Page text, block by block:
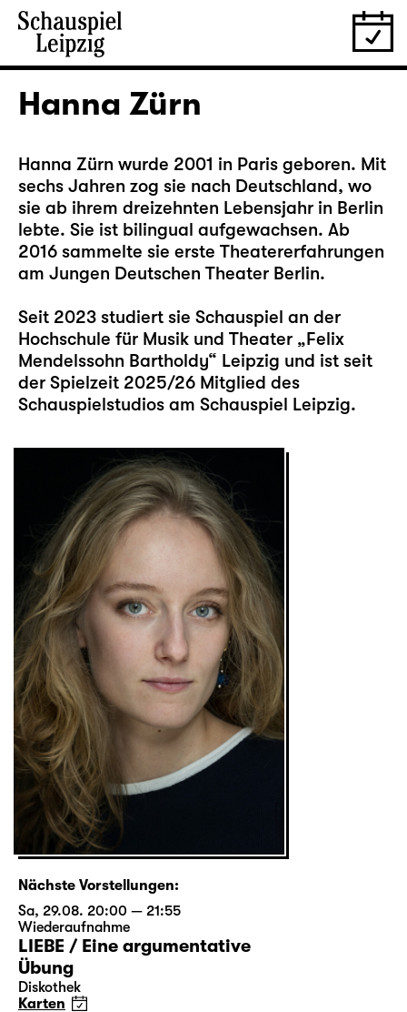
Hanna Zürn
Hanna Zürn wurde 2001 in Paris geboren. Mit
sechs Jahren zog sie nach Deutschland, wo
sie ab ihrem dreizehnten Lebensjahr in Berlin
lebte. Sie ist bilingual aufgewachsen. Ab
2016 sammelte sie erste Theatererfahrungen
am Jungen Deutschen Theater Berlin.
Seit 2023 studiert sie Schauspiel an der
Hochschule für Musik und Theater „Felix
Mendelssohn Bartholdy“ Leipzig und ist seit
der Spielzeit 2025/26 Mitglied des
Schauspielstudios am Schauspiel Leipzig.
Nächste Vorstellungen:
Sa, 29.08. 20:00 — 21:55
Wiederaufnahme
LIEBE / Eine argumentative
Übung
Diskothek
Karten